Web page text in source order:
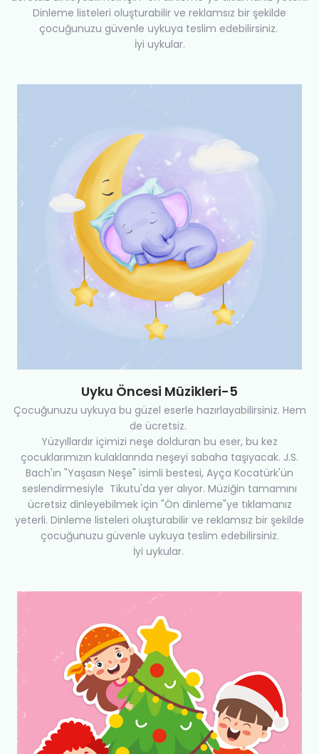
Dinleme listeleri oluşturabilir ve reklamsız bir şekilde
çocuğunuzu güvenle uykuya teslim edebilirsiniz.
İyi uykular.
Uyku Öncesi Müzikleri-5
Çocuğunuzu uykuya bu güzel eserle hazırlayabilirsiniz. Hem
de ücretsiz.
Yüzyıllardır içimizi neşe dolduran bu eser, bu kez
çocuklarımızın kulaklarında neşeyi sabaha taşıyacak. J.S.
Bach'ın "Yaşasın Neşe" isimli bestesi, Ayça Kocatürk'ün
seslendirmesiyle Tikutu'da yer alıyor. Müziğin tamamını
ücretsiz dinleyebilmek için "Ön dinleme"ye tıklamanız
yeterli. Dinleme listeleri oluşturabilir ve reklamsız bir şekilde
çocuğunuzu güvenle uykuya teslim edebilirsiniz.
İyi uykular.